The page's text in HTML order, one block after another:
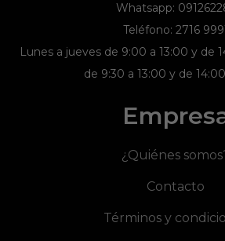
Whatsapp:
Teléfono: 2716
Lunes a jueves de 9:00 a 13:00 y de
de 9:30 a 13:00 y de 14:00
¿Quiénes
Contacto
Términos y